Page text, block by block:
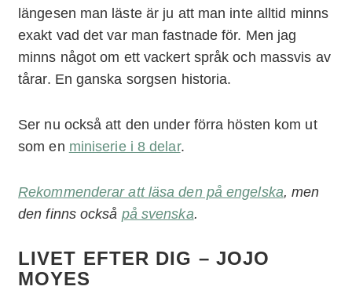
längesen man läste är ju att man inte alltid minns
exakt vad det var man fastnade för. Men jag
minns något om ett vackert språk och massvis av
tårar. En ganska sorgsen historia.
Ser nu också att den under förra hösten kom ut
som en miniserie i 8 delar.
Rekommenderar att läsa den på engelska, men
den finns också på svenska.
LIVET EFTER DIG – JOJO
MOYES